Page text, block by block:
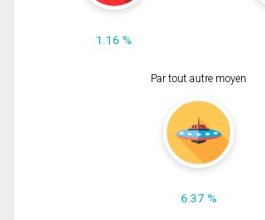
1.16 %
Par tout autre moyen
6.37 %